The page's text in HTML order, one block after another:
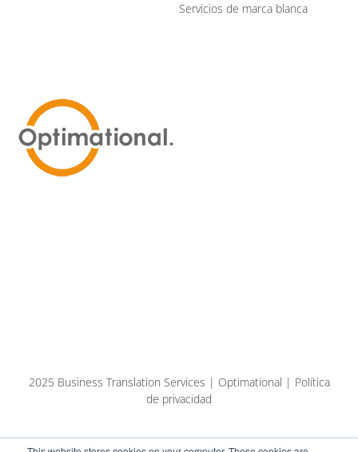
Servicios de marca blanca
2025 Business Translation Services | Optimational | Política
de privacidad